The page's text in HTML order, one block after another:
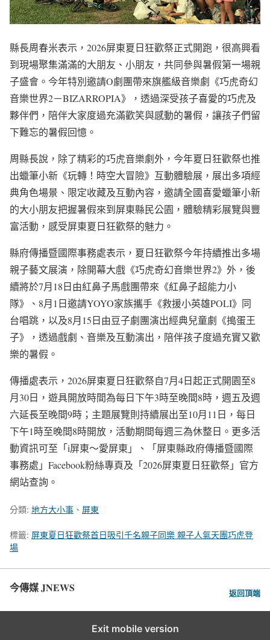
縣長周春米表示，2026屏東夏日狂歡祭正式開跑，很高興看
到現場聚集滿滿的大朋友、小朋友，共同參與暑假第一場親
子盛會。今年特別邀請O劇團帶來旗艦級音樂劇《巧虎奇幻
音樂世界2－BIZARROPIA》，透過深受孩子喜愛的巧虎及
夥伴們，陪伴大家度過充滿歡笑與感動的暑假，讓孩子們留
下難忘的暑假回憶。
周縣長說，除了精彩的巧虎音樂劇外，今年夏日狂歡祭也推
出蠟筆小新《玩轉！時空大冒險》互動體驗展，展出多項經
典角色場景、限定收藏及互動內容，邀請全國喜愛蠟筆小新
的大小朋友把握暑假來到屏東縣民公園，體驗精彩展覽與豐
富活動，感受屏東夏日狂歡祭的魅力。
縣府傳播暨國際事務處表示，夏日狂歡祭今年持續推出多場
親子藝文展演，除開幕大戲《巧虎奇幻音樂世界2》外，後
續將於7月18日由紅鼻子馬戲團帶來《紅鼻子超能力小
隊》、8月1日邀請YOYO家族攜手《救援小英雄POLI》同
台唱跳，以及8月15日由豆子劇團演出經典兒童劇《搗蛋王
子》，透過戲劇、音樂及互動演出，陪伴孩子度過充實又歡
樂的暑假。
傳播處表示，2026屏東夏日狂歡祭自7月4日起正式開園至8
月30日，遊具開放時間為每日下午3時至晚間8時，週五及週
六延長至晚間9時；主題展覽則持續展出至10月11日，每日
下午1時至晚間8時開放，活動期間每週三為休整日。更多活
動資訊可至「i屏東～愛屏東」、「屏東縣政府傳播暨國際
事務處」Facebook粉絲專頁及「2026屏東夏日狂歡祭」官方
網站查詢。
分類: 地方大小事 、 屏東
標籤: 屏東夏日狂歡祭首日吸引千名親子同樂 親子人氣天團巧虎登
場
今傳媒 JNEWS 返回頂端
Exit mobile version